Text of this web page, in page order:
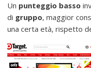
Un punteggio basso
di gruppo, maggior
una certa età, rispetto